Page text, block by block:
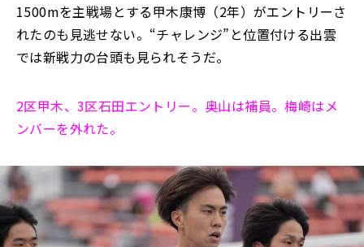
1500mを主戦場とする甲木康博（2年）がエントリーさ
れたのも見逃せない。“チャレンジ”と位置付ける出雲
では新戦力の台頭も見られそうだ。
2区甲木、3区石田エントリー。奥山は補員。梅崎はメ
ンバーを外れた。